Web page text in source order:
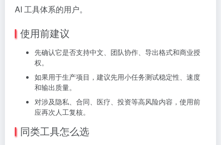
AI 工具体系的用户。
使用前建议
先确认它是否支持中文、团队协作、导出格式和商业授
权。
如果用于生产项目，建议先用小任务测试稳定性、速度
和输出质量。
对涉及隐私、合同、医疗、投资等高风险内容，使用前
应再次人工复核。
同类工具怎么选